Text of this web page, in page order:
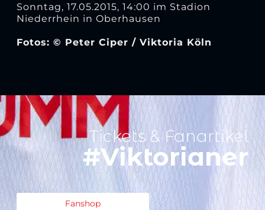
Sonntag, 17.05.2015, 14:00 im Stadion
Niederrhein in Oberhausen
Fotos: © Peter Ciper / Viktoria Köln
Tickets & Fanartikel
#Viktorianer
Fanshop